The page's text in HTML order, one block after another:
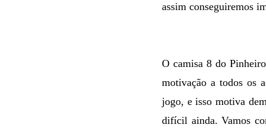
assim conseguiremos
O camisa 8 do
motivação a todos os
jogo, e isso motiva
difícil ainda. Vamos